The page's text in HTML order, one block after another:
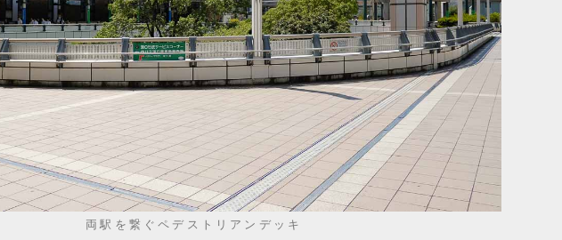
両駅を繋ぐペデストリアンデッキ